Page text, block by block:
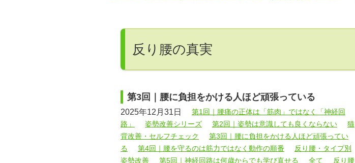
反り腰の真実
第3回｜腰に負担をかける人ほど頑張っている
2025年12月31日
第1回｜腰痛の正体は「筋肉」ではなく「神経回
路」
姿勢改善シリーズ 第2回｜姿勢は意識しても良くならない
猫
背改善・セルフチェック
第3回｜腰に負担をかける人ほど頑張ってい
る
第4回｜腰を守るのは筋力ではなく動作の順番
反り腰・タイプ別
姿勢改善
第5回｜神経回路は何歳からでも学び直せる 全て
反り腰